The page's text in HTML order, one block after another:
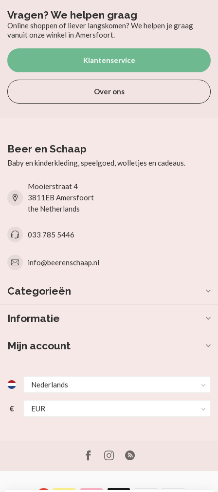
Vragen? We helpen graag
Online shoppen of liever langskomen? We helpen je graag
vanuit onze winkel in Amersfoort.
Klantenservice
Over ons
Beer en Schaap
Baby en kinderkleding, speelgoed, wolletjes en cadeaus.
Mooierstraat 4
3811EB Amersfoort
the Netherlands
033 785 5446
info@beerenschaap.nl
Categorieën
Informatie
Mijn account
€